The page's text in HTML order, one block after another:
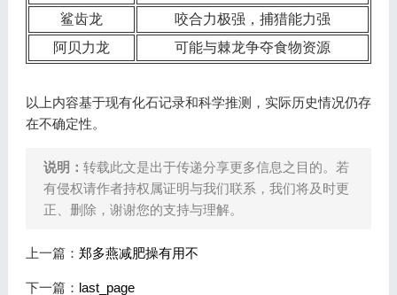
鲨齿龙
咬合力极强，捕猎能力强
阿贝力龙
可能与棘龙争夺食物资源
以上内容基于现有化石记录和科学推测，实际历史情况仍存
在不确定性。
说明： 转载此文是出于传递分享更多信息之目的。若
有侵权请作者持权属证明与我们联系，我们将及时更
正、删除，谢谢您的支持与理解。
上一篇： 郑多燕减肥操有用不
下一篇： last_page